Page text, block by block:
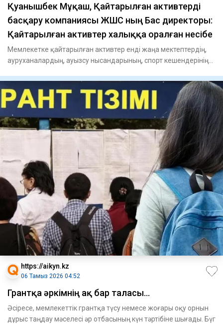
Қуанышбек Мұқаш, Қайтарылған активтерді
басқару компаниясы ЖШС ның Бас директоры:
Қайтарылған активтер халыққа оралған несібе
Мемлекетке қайтарылған активтер енді жаңа мектептердің,
аурухана­лардың, ауызсу нысандарының, спорт кешендерінің
https://aikyn.kz
06 Тамыз 2026 04:52
Грантқа әркімнің ақ бар таласы...
Әсіресе, мемлекеттік грантқа түсу немесе жоғары оқу орнын
дұрыс таңдау мәселесі әр отбасының күн тәртібіне шығады. Бүг